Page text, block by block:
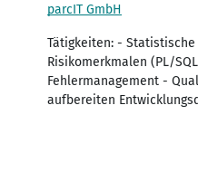
parcIT GmbH
Tätigkeiten: - Statistische
Risikomerkmalen (PL/
Fehlermanagement -
aufbereiten